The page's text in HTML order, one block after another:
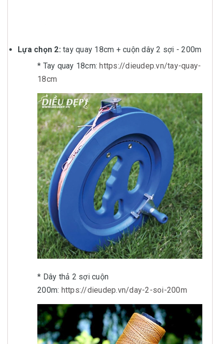
Lựa chọn 2: tay quay 18cm + cuộn dây 2 sợi - 200m
* Tay quay 18cm: https://dieudep.vn/tay-quay-
18cm
* Dây thả 2 sợi cuộn
200m: https://dieudep.vn/day-2-soi-200m